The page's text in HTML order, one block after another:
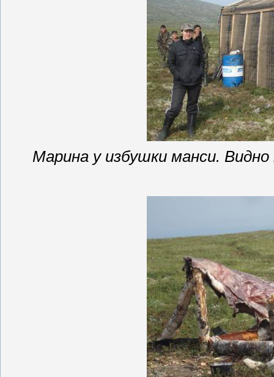
Марина у избушки манси. Видно